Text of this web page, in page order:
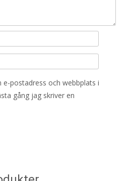
e-postadress och webbplats i
gång jag skriver en